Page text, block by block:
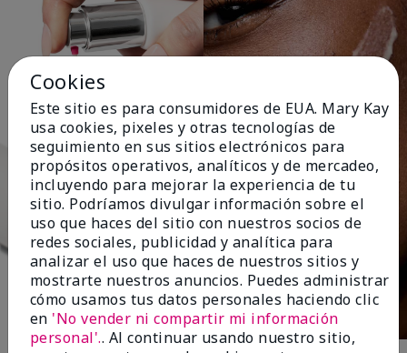
Cookies
Este sitio es para consumidores de EUA. Mary Kay
usa cookies, pixeles y otras tecnologías de
seguimiento en sus sitios electrónicos para
propósitos operativos, analíticos y de mercadeo,
incluyendo para mejorar la experiencia de tu
sitio. Podríamos divulgar información sobre el
uso que haces del sitio con nuestros socios de
redes sociales, publicidad y analítica para
analizar el uso que haces de nuestros sitios y
mostrarte nuestros anuncios. Puedes administrar
cómo usamos tus datos personales haciendo clic
en 'No vender ni compartir mi información
personal'.. Al continuar usando nuestro sitio,